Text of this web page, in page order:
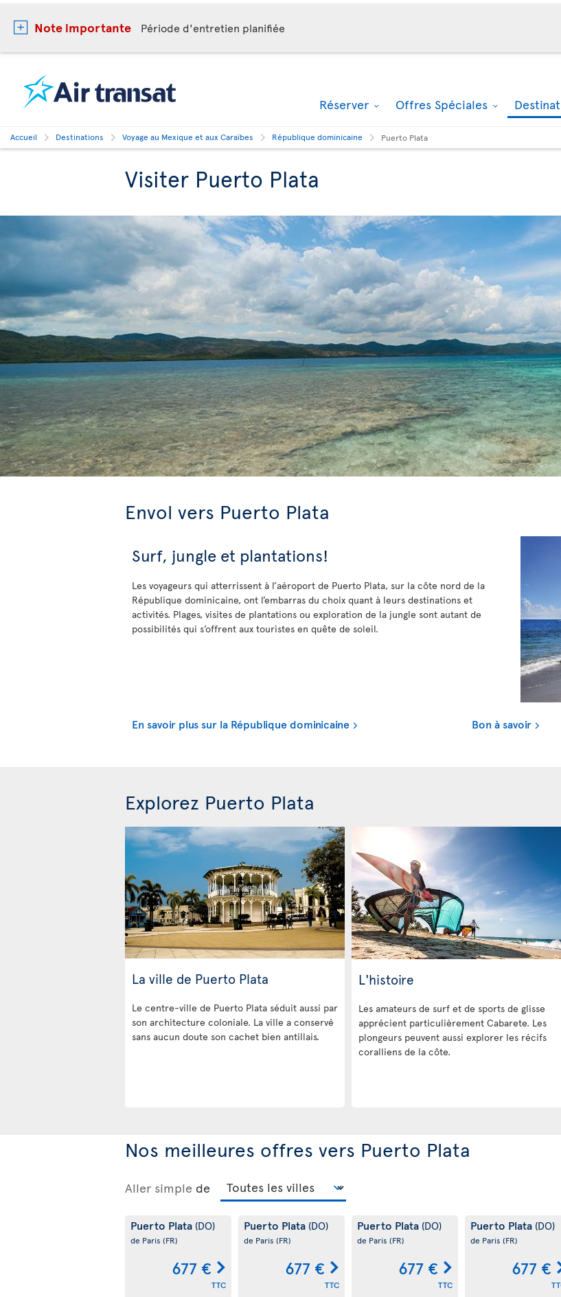
Note importante Période d'entretien planifiée
Réserver Offres Spéciales
Accueil Destinations Voyage au Mexique et aux Caraïbes République dominicaine Puerto Plata
Visiter Puerto Plata
Envol vers Puerto Plata
Surf, jungle et plantations!
Les voyageurs qui atterrissent à l’aéroport de Puerto Plata, sur la côte nord de la
République dominicaine, ont l’embarras du choix quant à leurs destinations et
activités. Plages, visites de plantations ou exploration de la jungle sont autant de
possibilités qui s’offrent aux touristes en quête de soleil.
En savoir plus sur la République dominicaine Bon à savoir
Explorez Puerto Plata
La ville de Puerto Plata
Le centre-ville de Puerto Plata séduit aussi par
son architecture coloniale. La ville a conservé
sans aucun doute son cachet bien antillais.
L'histoire
Les amateurs de surf et de sports de glisse
apprécient particulièrement Cabarete. Les
plongeurs peuvent aussi explorer les récifs
coralliens de la côte.
Nos meilleures offres vers Puerto Plata
Aller simple de
Puerto Plata (DO)
de Paris (FR)
677 €
TTC
Puerto Plata (DO)
de Paris (FR)
677 €
TTC
Puerto Plata (DO)
de Paris (FR)
677 €
TTC
Puerto Plata (DO)
de Paris (FR)
677 €